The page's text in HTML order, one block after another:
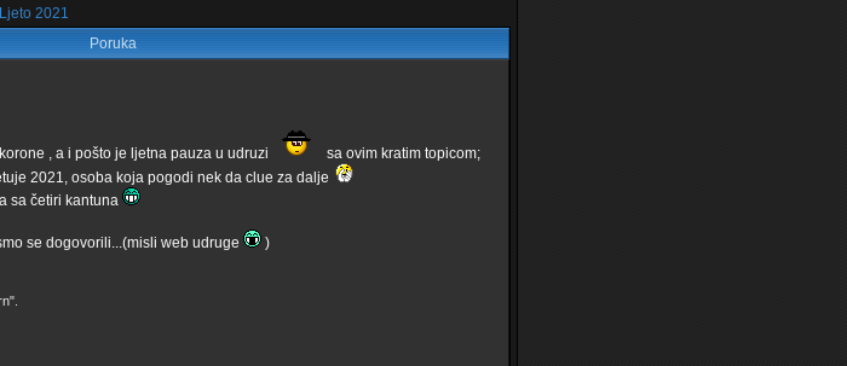
Ljeto 2021
Poruka
, a i pošto je ljetna pauza u udruzi
sa ovim kratim topicom;
2021, osoba koja pogodi nek da clue za dalje
sa četiri kantuna
se dogovorili...(misli web udruge )